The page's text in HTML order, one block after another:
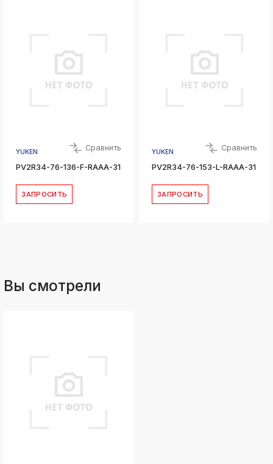
YUKEN Сравнить
PV2R34-76-136-F-RAAA-31
ЗАПРОСИТЬ
YUKEN Сравнить
PV2R34-76-153-L-RAAA-31
ЗАПРОСИТЬ
Вы смотрели